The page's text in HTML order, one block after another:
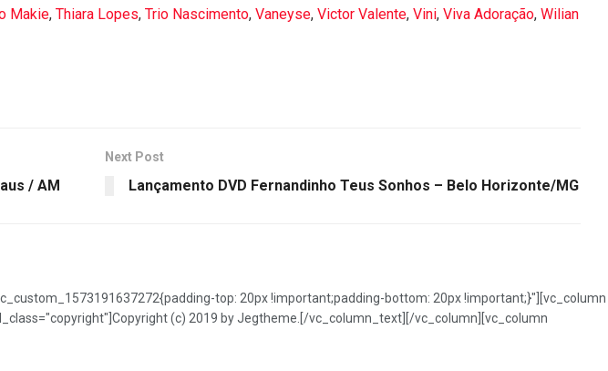
Makie, Thiara Lopes, Trio Nascimento, Vaneyse, Victor Valente, Vini, Viva Adoração, Wilian
/ AM
Next Post
Lançamento DVD Fernandinho Teus Sonhos – Belo Horizonte/MG
top: 20px !important;padding-bottom: 20px !important;}"][vc_column
(c) 2019 by Jegtheme.[/vc_column_text][/vc_column][vc_column